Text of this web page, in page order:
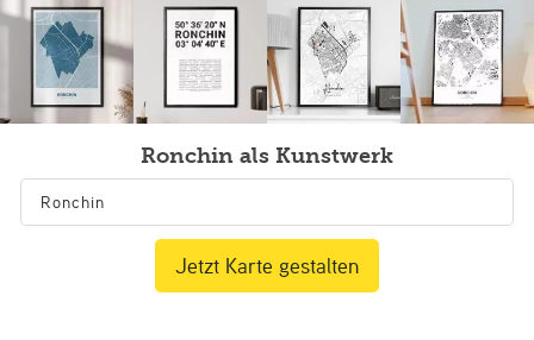
Ronchin als Kunstwerk
Jetzt Karte gestalten